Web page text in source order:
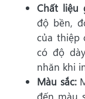
Chất liệu
độ bền,
của thiệp
có độ
nhăn khi
Màu sắc:
đến màu